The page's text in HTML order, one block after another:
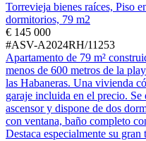
Torrevieja bienes raíces, Piso
dormitorios, 79 m2
€ 145 000
#ASV-A2024RH/11253
Apartamento de 79 m²
menos de 600 metros de la
las Habaneras. Una vivienda
garaje incluida en el precio. Se
ascensor y dispone de dos
con ventana, baño completo
Destaca especialmente su